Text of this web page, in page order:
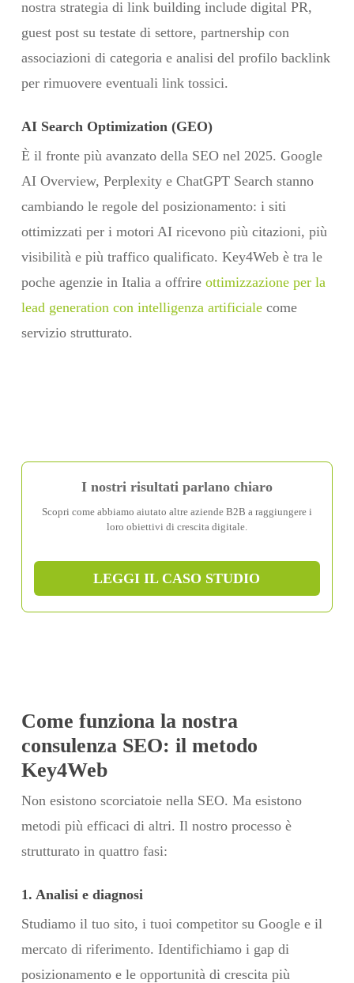
nostra strategia di link building include digital PR,
guest post su testate di settore, partnership con
associazioni di categoria e analisi del profilo backlink
per rimuovere eventuali link tossici.
AI Search Optimization (GEO)
È il fronte più avanzato della SEO nel 2025. Google
AI Overview, Perplexity e ChatGPT Search stanno
cambiando le regole del posizionamento: i siti
ottimizzati per i motori AI ricevono più citazioni, più
visibilità e più traffico qualificato. Key4Web è tra le
poche agenzie in Italia a offrire ottimizzazione per la
lead generation con intelligenza artificialecome
servizio strutturato.
I nostri risultati parlano chiaro
Scopri come abbiamo aiutato altre aziende B2B a raggiungere i
loro obiettivi di crescita digitale.
LEGGI IL CASO STUDIO
Come funziona la nostra
consulenza SEO: il metodo
Key4Web
Non esistono scorciatoie nella SEO. Ma esistono
metodi più efficaci di altri. Il nostro processo è
strutturato in quattro fasi:
1. Analisi e diagnosi
Studiamo il tuo sito, i tuoi competitor su Google e il
mercato di riferimento. Identifichiamo i gap di
posizionamento e le opportunità di crescita più